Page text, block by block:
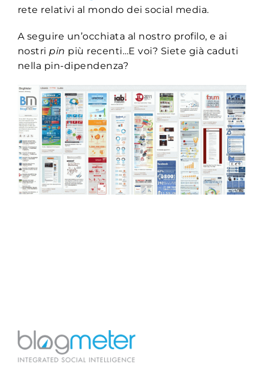
rete relativi al mondo dei social media.
A seguire un’occhiata al nostro profilo, e ai
nostripin più recenti…E voi? Siete già caduti
nella pin-dipendenza?